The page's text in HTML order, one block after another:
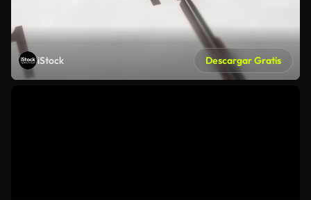
iStock Descargar Gratis